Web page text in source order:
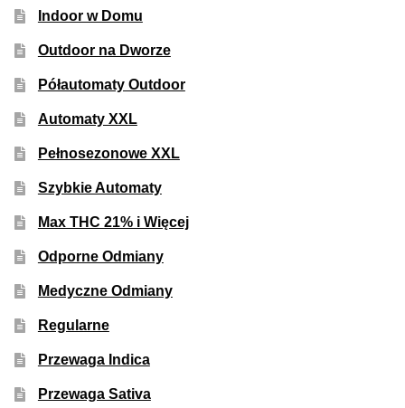
Indoor w Domu
Outdoor na Dworze
Półautomaty Outdoor
Automaty XXL
Pełnosezonowe XXL
Szybkie Automaty
Max THC 21% i Więcej
Odporne Odmiany
Medyczne Odmiany
Regularne
Przewaga Indica
Przewaga Sativa